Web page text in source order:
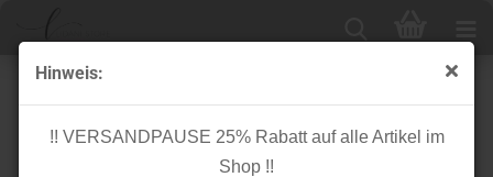
Hinweis:
!! VERSANDPAUSE 25% Rabatt auf alle Artikel im
Shop !!
Bio Baumwoll Popeline - uni - dusty yellow